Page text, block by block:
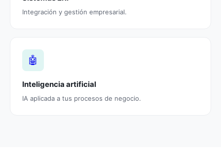
Integración y gestión empresarial.
🤖
Inteligencia artificial
IA aplicada a tus procesos de negocio.